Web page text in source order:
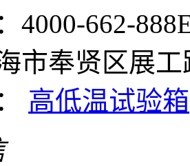
4000-662-888
市奉贤区展工
高低温试验箱